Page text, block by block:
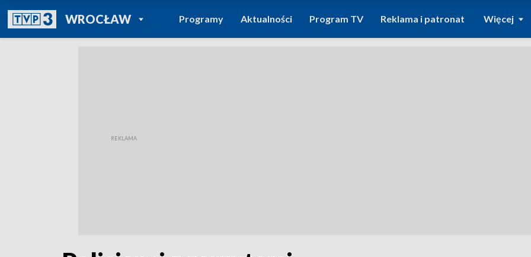
WROCŁAWPOWRÓT DO
TVP REGIONY
Programy Aktualności Program TV Reklama i patronat Więcej